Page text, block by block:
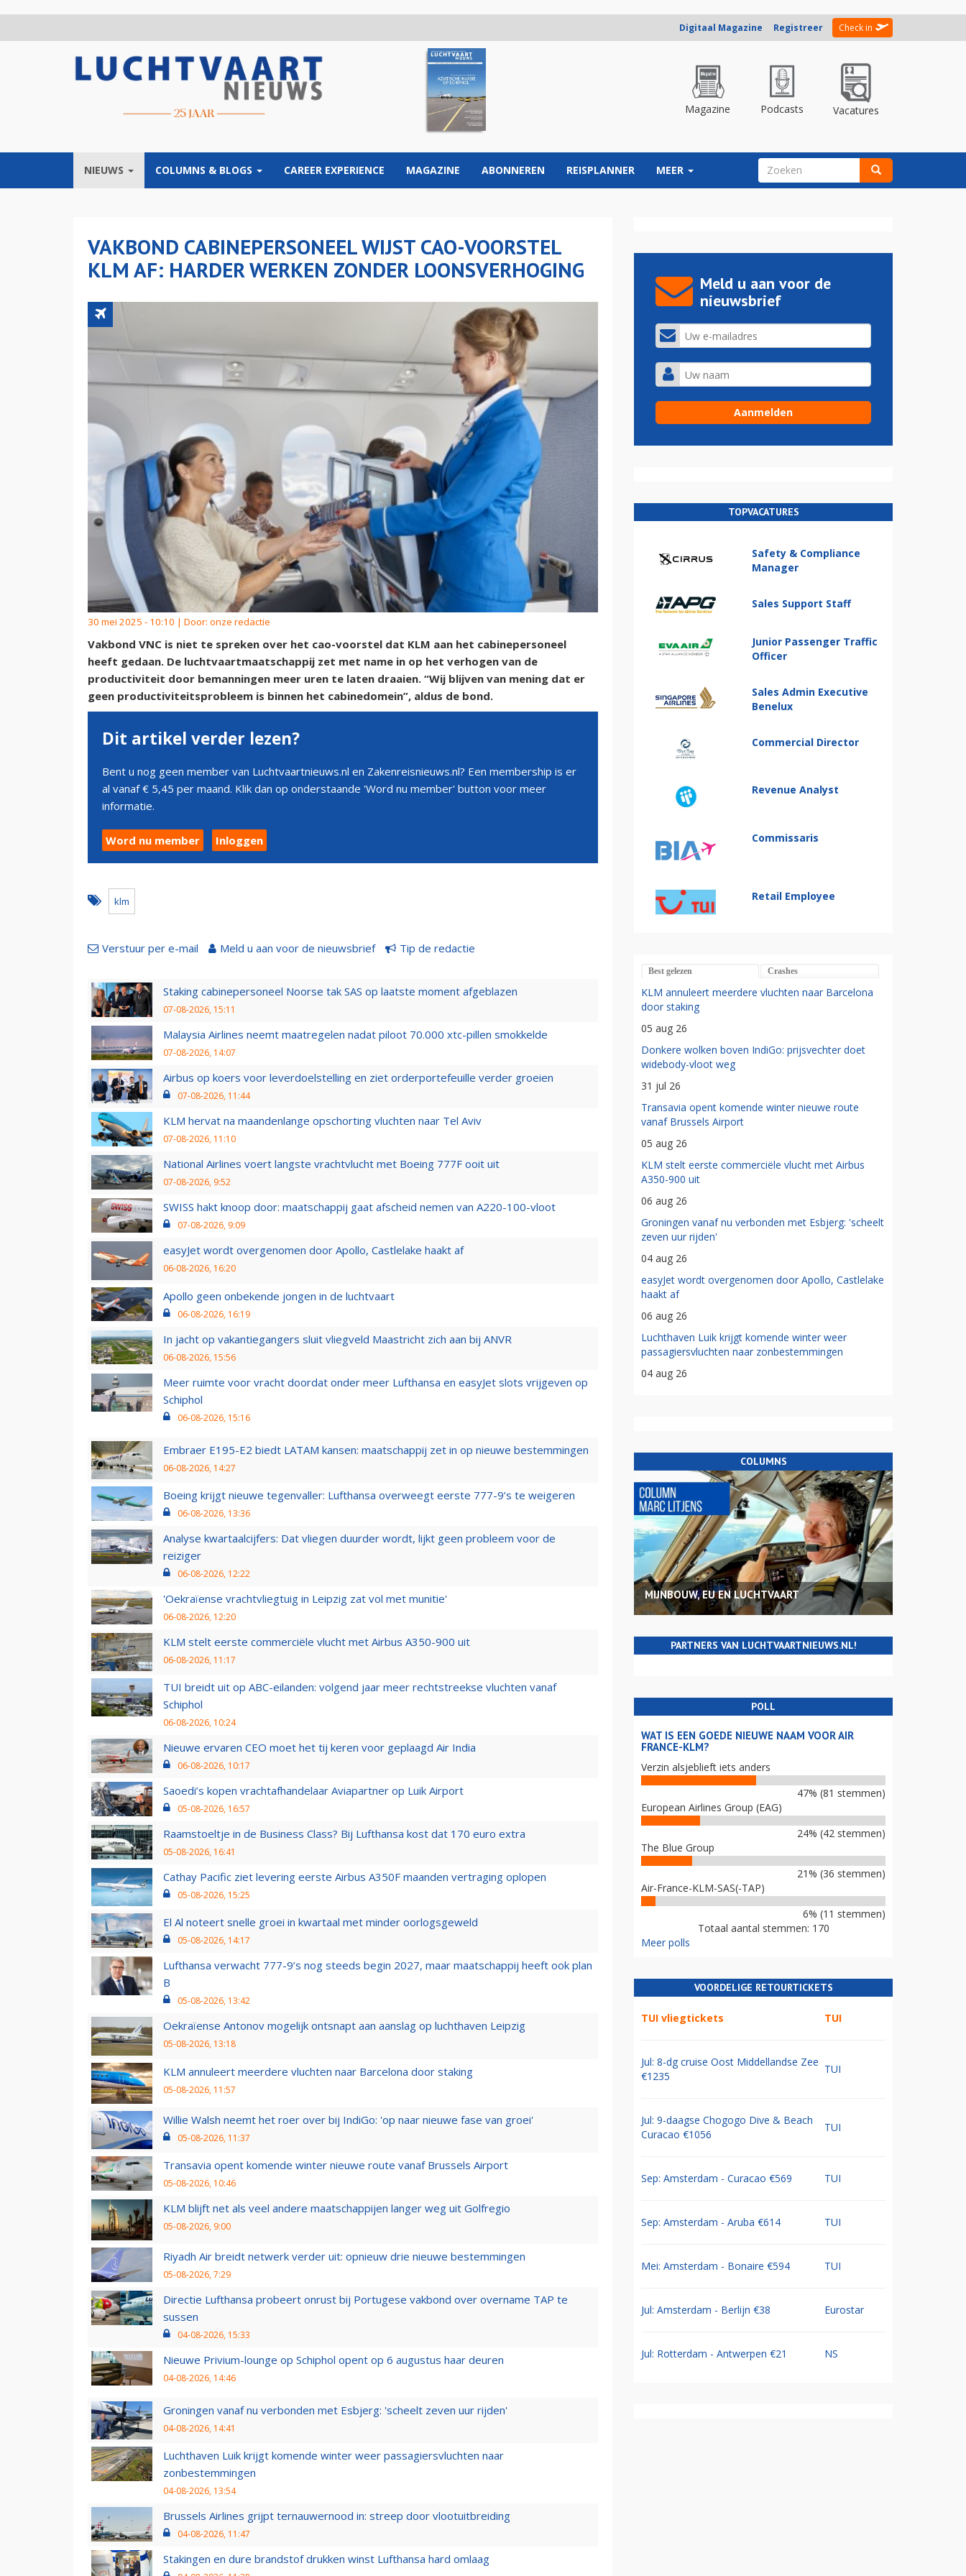
Digitaal Magazine Registreer Check in
Magazine Podcasts Vacatures
NIEUWS COLUMNS & BLOGS CAREER EXPERIENCE MAGAZINE ABONNEREN REISPLANNER MEER ZOEKVELD
VAKBOND CABINEPERSONEEL WIJST CAO-VOORSTEL
KLM AF: HARDER WERKEN ZONDER LOONSVERHOGING
30 mei 2025 - 10:10 | Door: onze redactie
Vakbond VNC is niet te spreken over het cao-voorstel dat KLM aan het cabinepersoneel
heeft gedaan. De luchtvaartmaatschappij zet met name in op het verhogen van de
productiviteit door bemanningen meer uren te laten draaien. “Wij blijven van mening dat er
geen productiviteitsprobleem is binnen het cabinedomein”, aldus de bond.
Dit artikel verder lezen?
Bent u nog geen member van Luchtvaartnieuws.nl en Zakenreisnieuws.nl? Een membership is er
al vanaf € 5,45 per maand. Klik dan op onderstaande 'Word nu member' button voor meer
informatie.
Word nu member Inloggen
klm
Verstuur per e-mail Meld u aan voor de nieuwsbrief Tip de redactie
Staking cabinepersoneel Noorse tak SAS op laatste moment afgeblazen
07-08-2026, 15:11
Malaysia Airlines neemt maatregelen nadat piloot 70.000 xtc-pillen smokkelde
07-08-2026, 14:07
Airbus op koers voor leverdoelstelling en ziet orderportefeuille verder groeien
07-08-2026, 11:44
KLM hervat na maandenlange opschorting vluchten naar Tel Aviv
07-08-2026, 11:10
National Airlines voert langste vrachtvlucht met Boeing 777F ooit uit
07-08-2026, 9:52
SWISS hakt knoop door: maatschappij gaat afscheid nemen van A220-100-vloot
07-08-2026, 9:09
easyJet wordt overgenomen door Apollo, Castlelake haakt af
06-08-2026, 16:20
Apollo geen onbekende jongen in de luchtvaart
06-08-2026, 16:19
In jacht op vakantiegangers sluit vliegveld Maastricht zich aan bij ANVR
06-08-2026, 15:56
Meer ruimte voor vracht doordat onder meer Lufthansa en easyJet slots vrijgeven op
Schiphol
06-08-2026, 15:16
Embraer E195-E2 biedt LATAM kansen: maatschappij zet in op nieuwe bestemmingen
06-08-2026, 14:27
Boeing krijgt nieuwe tegenvaller: Lufthansa overweegt eerste 777-9’s te weigeren
06-08-2026, 13:36
Analyse kwartaalcijfers: Dat vliegen duurder wordt, lijkt geen probleem voor de
reiziger
06-08-2026, 12:22
'Oekraïense vrachtvliegtuig in Leipzig zat vol met munitie'
06-08-2026, 12:20
KLM stelt eerste commerciële vlucht met Airbus A350-900 uit
06-08-2026, 11:17
TUI breidt uit op ABC-eilanden: volgend jaar meer rechtstreekse vluchten vanaf
Schiphol
06-08-2026, 10:24
Nieuwe ervaren CEO moet het tij keren voor geplaagd Air India
06-08-2026, 10:17
Saoedi’s kopen vrachtafhandelaar Aviapartner op Luik Airport
05-08-2026, 16:57
Raamstoeltje in de Business Class? Bij Lufthansa kost dat 170 euro extra
05-08-2026, 16:41
Cathay Pacific ziet levering eerste Airbus A350F maanden vertraging oplopen
05-08-2026, 15:25
El Al noteert snelle groei in kwartaal met minder oorlogsgeweld
05-08-2026, 14:17
Lufthansa verwacht 777-9’s nog steeds begin 2027, maar maatschappij heeft ook plan
B
05-08-2026, 13:42
Oekraïense Antonov mogelijk ontsnapt aan aanslag op luchthaven Leipzig
05-08-2026, 13:18
KLM annuleert meerdere vluchten naar Barcelona door staking
05-08-2026, 11:57
Willie Walsh neemt het roer over bij IndiGo: 'op naar nieuwe fase van groei'
05-08-2026, 11:37
Transavia opent komende winter nieuwe route vanaf Brussels Airport
05-08-2026, 10:46
KLM blijft net als veel andere maatschappijen langer weg uit Golfregio
05-08-2026, 9:00
Riyadh Air breidt netwerk verder uit: opnieuw drie nieuwe bestemmingen
05-08-2026, 7:29
Directie Lufthansa probeert onrust bij Portugese vakbond over overname TAP te
sussen
04-08-2026, 15:33
Nieuwe Privium-lounge op Schiphol opent op 6 augustus haar deuren
04-08-2026, 14:46
Groningen vanaf nu verbonden met Esbjerg: 'scheelt zeven uur rijden'
04-08-2026, 14:41
Luchthaven Luik krijgt komende winter weer passagiersvluchten naar
zonbestemmingen
04-08-2026, 13:54
Brussels Airlines grijpt ternauwernood in: streep door vlootuitbreiding
04-08-2026, 11:47
Stakingen en dure brandstof drukken winst Lufthansa hard omlaag
Meld u aan voor de
nieuwsbrief
TOPVACATURES
Safety & Compliance
Manager
Sales Support Staff
Junior Passenger Traffic
Officer
Sales Admin Executive
Benelux
Commercial Director
Revenue Analyst
Commissaris
Retail Employee
Best gelezen Crashes
KLM annuleert meerdere vluchten naar Barcelona
door staking
05 aug 26
Donkere wolken boven IndiGo: prijsvechter doet
widebody-vloot weg
31 jul 26
Transavia opent komende winter nieuwe route
vanaf Brussels Airport
05 aug 26
KLM stelt eerste commerciële vlucht met Airbus
A350-900 uit
06 aug 26
Groningen vanaf nu verbonden met Esbjerg: 'scheelt
zeven uur rijden'
04 aug 26
easyJet wordt overgenomen door Apollo, Castlelake
haakt af
06 aug 26
Luchthaven Luik krijgt komende winter weer
passagiersvluchten naar zonbestemmingen
04 aug 26
COLUMNS
MIJNBOUW, EU EN LUCHTVAART
PARTNERS VAN LUCHTVAARTNIEUWS.NL!
POLL
WAT IS EEN GOEDE NIEUWE NAAM VOOR AIR
FRANCE-KLM?
Verzin alsjeblieft iets anders
47% (81 stemmen)
European Airlines Group (EAG)
24% (42 stemmen)
The Blue Group
21% (36 stemmen)
Air-France-KLM-SAS(-TAP)
6% (11 stemmen)
Totaal aantal stemmen: 170
Meer polls
VOORDELIGE RETOURTICKETS
TUI vliegtickets TUI
Jul: 8-dg cruise Oost Middellandse Zee
€1235
TUI
Jul: 9-daagse Chogogo Dive & Beach
Curacao €1056
TUI
Sep: Amsterdam - Curacao €569 TUI
Sep: Amsterdam - Aruba €614 TUI
Mei: Amsterdam - Bonaire €594 TUI
Jul: Amsterdam - Berlijn €38 Eurostar
Jul: Rotterdam - Antwerpen €21 NS